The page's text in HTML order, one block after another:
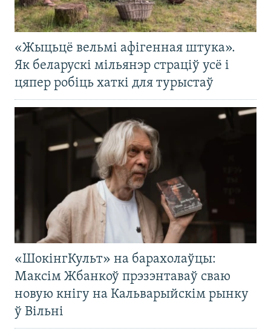
«Жыцьцё вельмі афігенная штука».
Як беларускі мільянэр страціў усё і
цяпер робіць хаткі для турыстаў
«ШокінгКульт» на барахолаўцы:
Максім Жбанкоў прэзэнтаваў сваю
новую кнігу на Кальварыйскім рынку
ў Вільні